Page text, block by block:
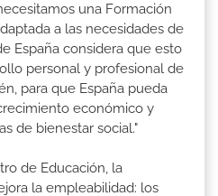
una Formación
a las necesidades de
España considera que esto
personal y profesional de
para que España pueda
económico y
de bienestar social."
de Educación, la
la empleabilidad: los